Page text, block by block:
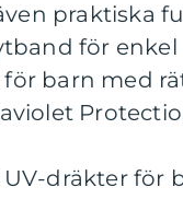
praktiska
för
barn med
dräkter för